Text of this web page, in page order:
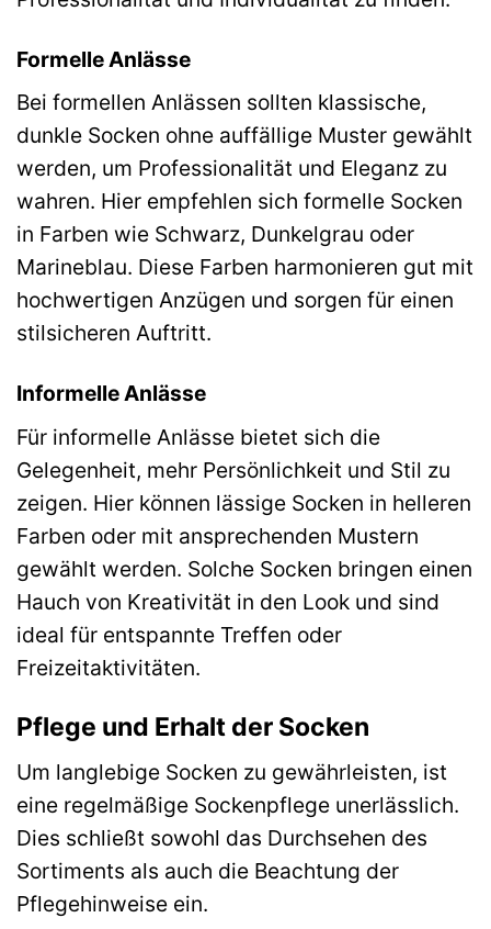
Formelle Anlässe
Bei formellen Anlässen sollten klassische,
dunkle Socken ohne auffällige Muster gewählt
werden, um Professionalität und Eleganz zu
wahren. Hier empfehlen sich formelle Socken
in Farben wie Schwarz, Dunkelgrau oder
Marineblau. Diese Farben harmonieren gut mit
hochwertigen Anzügen und sorgen für einen
stilsicheren Auftritt.
Informelle Anlässe
Für informelle Anlässe bietet sich die
Gelegenheit, mehr Persönlichkeit und Stil zu
zeigen. Hier können lässige Socken in helleren
Farben oder mit ansprechenden Mustern
gewählt werden. Solche Socken bringen einen
Hauch von Kreativität in den Look und sind
ideal für entspannte Treffen oder
Freizeitaktivitäten.
Pflege und Erhalt der Socken
Um langlebige Socken zu gewährleisten, ist
eine regelmäßige Sockenpflege unerlässlich.
Dies schließt sowohl das Durchsehen des
Sortiments als auch die Beachtung der
Pflegehinweise ein.